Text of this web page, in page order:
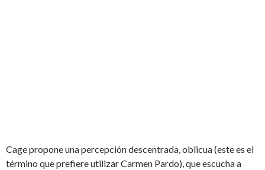
Cage propone una percepción descentrada, oblicua (este es el
término que prefiere utilizar Carmen Pardo), que escucha a